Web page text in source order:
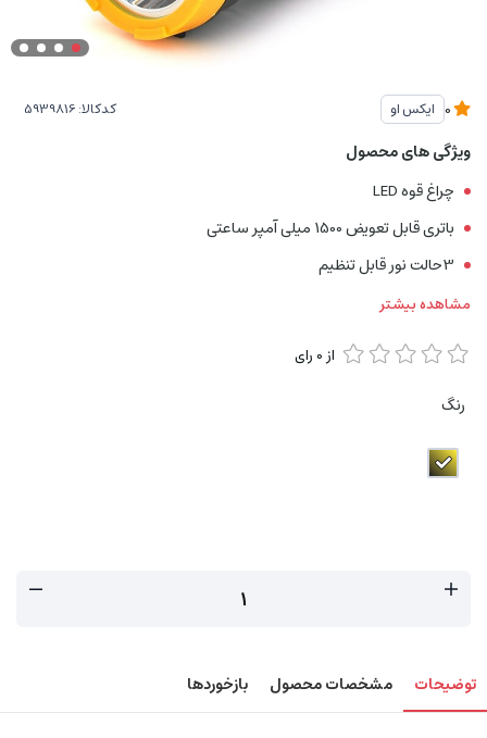
ایکس او کدکالا:
ویژگی های محصول
چراغ قوه LED
باتری قابل تعویض 1500 میلی آمپر ساعتی
3حالت نور قابل تنظیم
مشاهده بیشتر
از0 رای
رنگ
توضیحات مشخصات محصول بازخوردها